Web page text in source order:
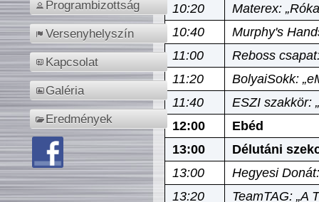
Programbizottság
Versenyhelyszín
Kapcsolat
Galéria
Eredmények
10:20
Materex:
10:40
Murphy's
11:00
Reboss
11:20
BolyaiSokk:
11:40
ESZI szakkör:
12:00
Ebéd
13:00
Délutáni
13:00
Hegyesi
13:20
TeamTAG: „A